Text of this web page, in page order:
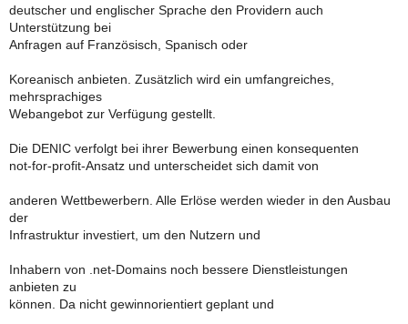
deutscher und englischer Sprache den Providern auch
Unterstützung bei
Anfragen auf Französisch, Spanisch oder
Koreanisch anbieten. Zusätzlich wird ein umfangreiches,
mehrsprachiges
Webangebot zur Verfügung gestellt.
Die DENIC verfolgt bei ihrer Bewerbung einen konsequenten
not-for-profit-Ansatz und unterscheidet sich damit von
anderen Wettbewerbern. Alle Erlöse werden wieder in den Ausbau
der
Infrastruktur investiert, um den Nutzern und
Inhabern von .net-Domains noch bessere Dienstleistungen
anbieten zu
können. Da nicht gewinnorientiert geplant und